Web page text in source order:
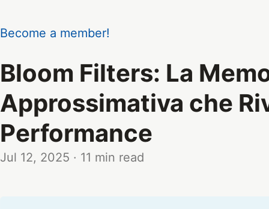
Become a member!
Bloom Filters: La
Approssimativa che
Performance
Jul 12, 2025 · 11 min read